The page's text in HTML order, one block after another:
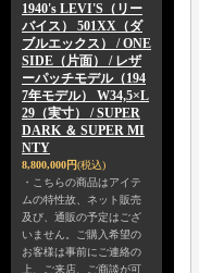
1940's LEVI'S（リー
バイス） 501XX（ダ
ブルエックス） / ONE
SIDE（片面） / レザ
ーパッチモデル（194
7年モデル） W34,5×L
29（実寸） / SUPER
DARK ＆ SUPER MI
NTY
8,800,000円(税込)
・こちらの商品はアイテ
ムの特性故、ネット販売
及び、通販の予定はござ
いません。ご購入希望の
お客様は事前にご連絡の
上、ご来店、ご商談が可